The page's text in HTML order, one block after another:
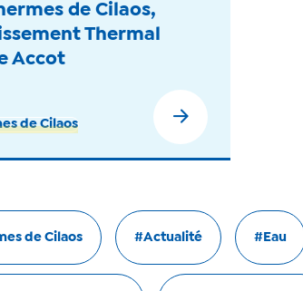
de Cilaos,
Thermal
Accot
de Cilaos
de Cilaos #Actualité #Eau